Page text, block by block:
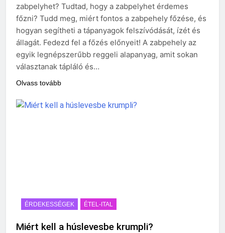
zabpelyhet? Tudtad, hogy a zabpelyhet érdemes
főzni? Tudd meg, miért fontos a zabpehely főzése, és
hogyan segítheti a tápanyagok felszívódását, ízét és
állagát. Fedezd fel a főzés előnyeit! A zabpehely az
egyik legnépszerűbb reggeli alapanyag, amit sokan
választanak tápláló és…
Olvass tovább
ÉRDEKESSÉGEK ÉTEL-ITAL
Miért kell a húslevesbe krumpli?